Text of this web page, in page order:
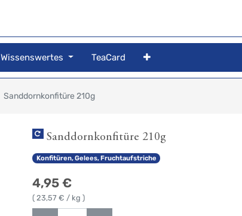
Wissenswertes TeaCard
Sanddornkonfitüre 210g
Sanddornkonfitüre 210g
Konfitüren, Gelees, Fruchtaufstriche
4,95 €
( 23,57 € / kg )